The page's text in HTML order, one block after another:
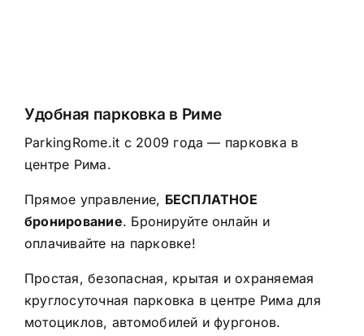
Удобная парковка в Риме
ParkingRome.it с 2009 года — парковка в
центре Рима.
Прямое управление, БЕСПЛАТНОЕ
бронирование. Бронируйте онлайн и
оплачивайте на парковке!
Простая, безопасная, крытая и охраняемая
круглосуточная парковка в центре Рима для
мотоциклов, автомобилей и фургонов.